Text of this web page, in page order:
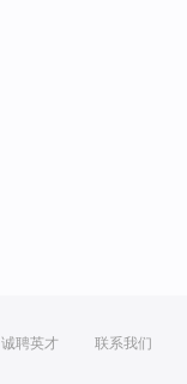
诚聘英才 联系我们